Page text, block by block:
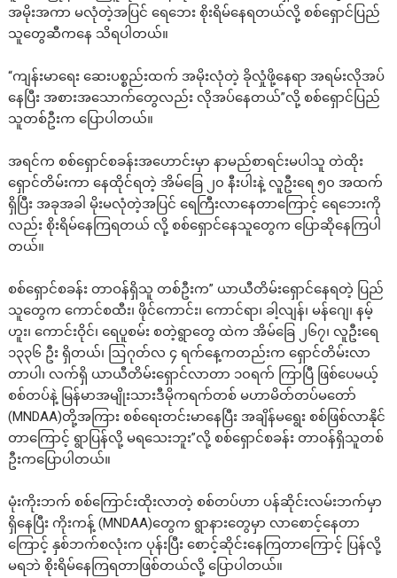
အမိုးအကာ မလုံတဲ့အပြင် ရေဘေး စိုးရိမ်နေရတယ်လို့ စစ်ရှောင်ပြည်
သူတွေဆီကနေ သိရပါတယ်။
“ကျန်းမာရေး ဆေးပစ္စည်းထက် အမိုးလုံတဲ့ ခိုလှုံဖို့နေရာ အရမ်းလိုအပ်
နေပြီး အစားအသောက်တွေလည်း လိုအပ်နေတယ်”လို့ စစ်ရှောင်ပြည်
သူတစ်ဦးက ပြောပါတယ်။
အရင်က စစ်ရှောင်စခန်းအဟောင်းမှာ နာမည်စာရင်းမပါသူ‌ တဲထိုး
ရှောင်တိမ်းကာ နေထိုင်ရတဲ့ အိမ်ခြေ ၂၀ နီးပါးနဲ့ လူဦးရေ ၅၀ အထက်
ရှိပြီး အခုအခါ မိုးမလုံတဲ့အပြင် ရေကြီးလာနေတာကြောင့် ရေဘေးကို
လည်း စိုးရိမ်နေကြရတယ် လို့ စစ်ရှောင်နေသူတွေက ပြောဆိုနေကြပါ
တယ်။
စစ်ရှောင်စခန်း တာဝန်ရှိသူ တစ်ဦးက” ယာယီတိမ်းရှောင်နေရတဲ့ ပြည်
သူတွေက ကောင်စထီး၊ ဖိုင်ကောင်း၊ ကောင်ရာ၊ ခါ့လျန်၊ မန်ဂျေ၊ နမ့်
ဟူး၊ ကောင်းဝိုင်၊ ရေပူစမ်း စတဲ့ရွာတွေ ထဲက အိမ်ခြေ ၂၆၇၊ လူဦးရေ
၁၃၃၆ ဦး ရှိတယ်၊ ဩဂုတ်လ ၄ ရက်နေ့ကတည်းက ရှောင်တိမ်းလာ
တာပါ၊ လက်ရှိ ယာယီတိမ်းရှောင်လာတာ ၁၀ရက် ကြာပြီ ဖြစ်ပေမယ့်
စစ်တပ်နဲ့ မြန်မာအမျိုးသားဒီမိုကရက်တစ် မဟာမိတ်တပ်မတော်
(MNDAA)တို့အကြား စစ်ရေးတင်းမာနေပြီး အချိန်မရွေး စစ်ဖြစ်လာနိုင်
တာကြောင့် ‌ရွာပြန်လို့ မရသေးဘူး”လို့ စစ်ရှောင်စခန်း တာဝန်ရှိသူတစ်
ဦးကပြောပါတယ်။
မုံးကိုးဘက် စစ်ကြောင်းထိုးလာတဲ့ စစ်တပ်ဟာ ပန်ဆိုင်းလမ်းဘက်မှာ
ရှိနေပြီး ကိုးကန့် (MNDAA)တွေက ရွာနား‌တွေမှာ လာစောင့်နေတာ
ကြောင့် နှစ်ဘက်စလုံးက ပုန်းပြီး စောင့်ဆိုင်းနေကြတာကြောင့် ပြန်လို့
မရဘဲ စိုးရိမ်နေကြရတာဖြစ်တယ်လို့ ပြောပါတယ်။